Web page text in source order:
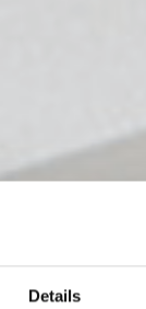
Details